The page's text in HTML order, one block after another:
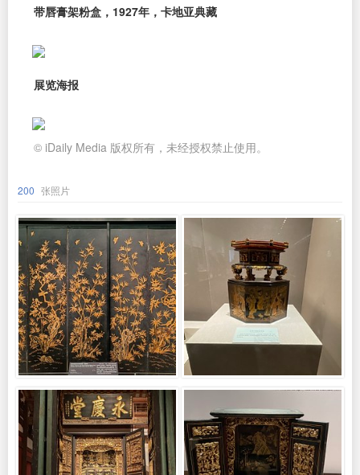
带唇膏架粉盒，1927年，卡地亚典藏
展览海报
© iDaily Media 版权所有，未经授权禁止使用。
200 张照片